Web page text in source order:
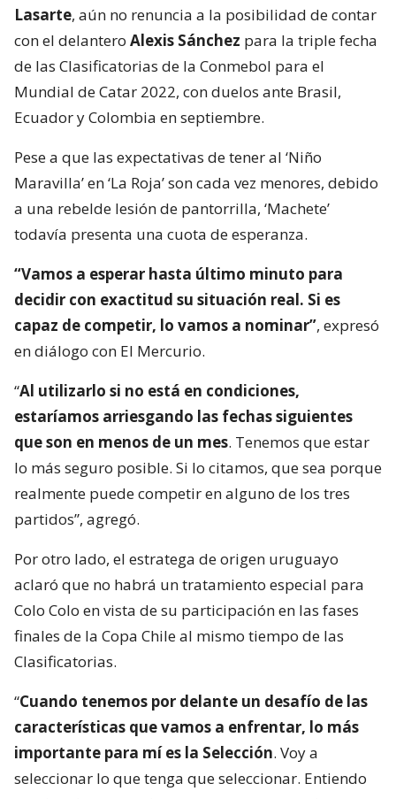
Lasarte, aún no renuncia a la posibilidad de contar
con el delantero Alexis Sánchez para la triple fecha
de las Clasificatorias de la Conmebol para el
Mundial de Catar 2022, con duelos ante Brasil,
Ecuador y Colombia en septiembre.
Pese a que las expectativas de tener al ‘Niño
Maravilla’ en ‘La Roja’ son cada vez menores, debido
a una rebelde lesión de pantorrilla, ‘Machete’
todavía presenta una cuota de esperanza.
“Vamos a esperar hasta último minuto para
decidir con exactitud su situación real. Si es
capaz de competir, lo vamos a nominar”, expresó
en diálogo con El Mercurio.
“Al utilizarlo si no está en condiciones,
estaríamos arriesgando las fechas siguientes
que son en menos de un mes. Tenemos que estar
lo más seguro posible. Si lo citamos, que sea porque
realmente puede competir en alguno de los tres
partidos”, agregó.
Por otro lado, el estratega de origen uruguayo
aclaró que no habrá un tratamiento especial para
Colo Colo en vista de su participación en las fases
finales de la Copa Chile al mismo tiempo de las
Clasificatorias.
“Cuando tenemos por delante un desafío de las
características que vamos a enfrentar, lo más
importante para mí es la Selección. Voy a
seleccionar lo que tenga que seleccionar. Entiendo